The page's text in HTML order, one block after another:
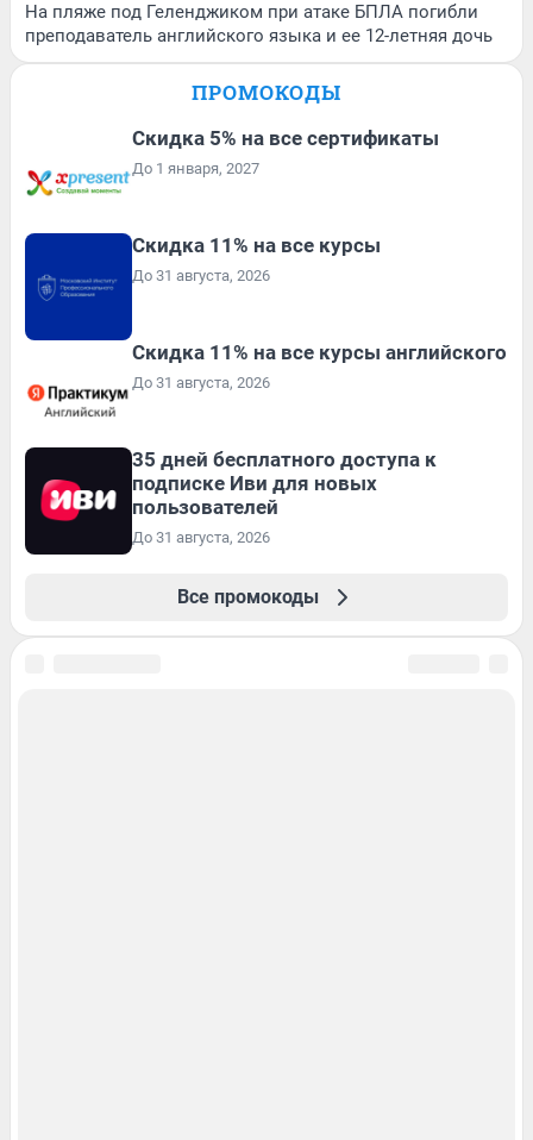
На пляже под Геленджиком при атаке БПЛА погибли
преподаватель английского языка и ее 12-летняя дочь
ПРОМОКОДЫ
Скидка 5% на все сертификаты
До 1 января, 2027
Скидка 11% на все курсы
До 31 августа, 2026
Скидка 11% на все курсы английского
До 31 августа, 2026
35 дней бесплатного доступа к
подписке Иви для новых
пользователей
До 31 августа, 2026
Все промокоды